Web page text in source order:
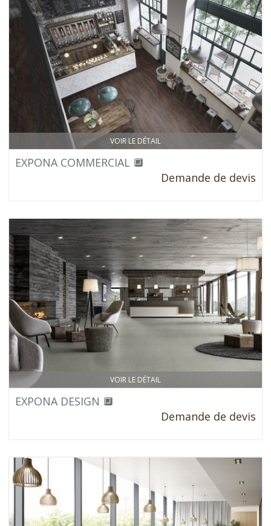
VOIR LE DÉTAIL
EXPONA COMMERCIAL 🔲
Demande de devis
VOIR LE DÉTAIL
EXPONA DESIGN 🔲
Demande de devis